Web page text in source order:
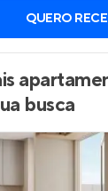
QUERO
busca